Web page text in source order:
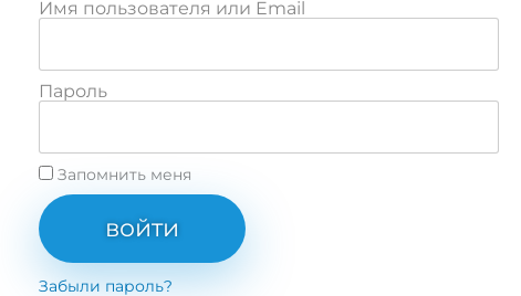
Имя пользователя или Email
Пароль
Запомнить меня
войти
Забыли пароль?